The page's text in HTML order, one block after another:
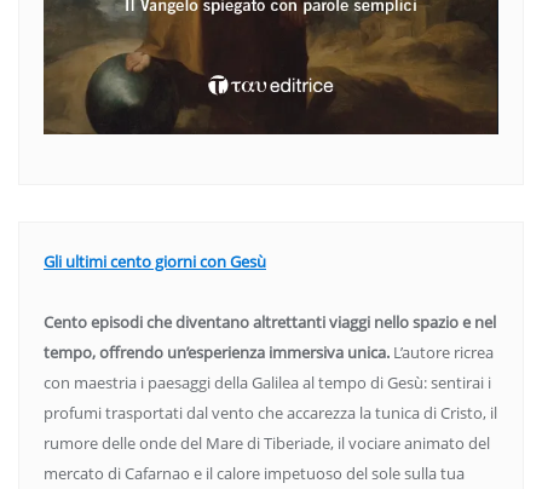
Gli ultimi cento giorni con Gesù
Cento episodi che diventano altrettanti viaggi nello spazio e nel
tempo, offrendo un’esperienza immersiva unica. L’autore ricrea
con maestria i paesaggi della Galilea al tempo di Gesù: sentirai i
profumi trasportati dal vento che accarezza la tunica di Cristo, il
rumore delle onde del Mare di Tiberiade, il vociare animato del
mercato di Cafarnao e il calore impetuoso del sole sulla tua